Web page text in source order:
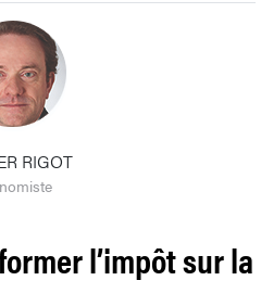
RIGOT
l’impôt sur la